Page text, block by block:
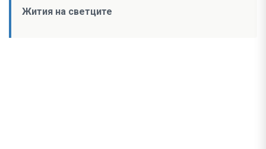
Жития на светците